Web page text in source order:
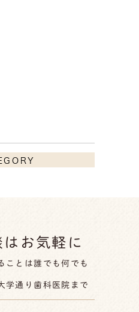
はお気軽に
ことは誰でも何でも
学通り歯科医院まで